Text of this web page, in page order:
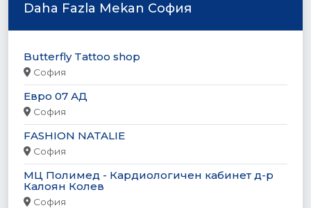
Daha Fazla Mekan София
Butterfly Tattoo shop
София
Евро 07 АД
София
FASHION NATALIE
София
МЦ Полимед - Кардиологичен кабинет д-р
Калоян Колев
София